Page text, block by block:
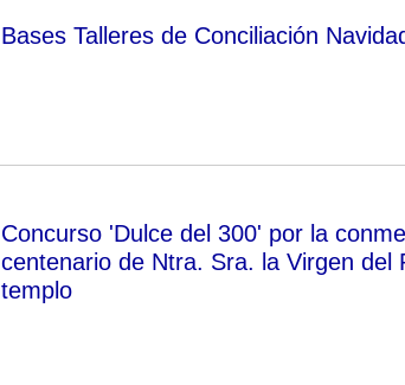
Bases Talleres de Conciliación
Concurso 'Dulce del 300' por la
centenario de Ntra. Sra. la Virgen del
templo